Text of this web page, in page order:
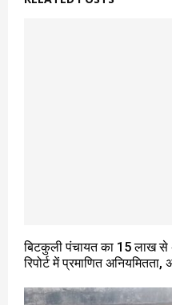
बिटकुली पंचायत का 15 लाख
रिपोर्ट में प्रमाणित अनियमितता,